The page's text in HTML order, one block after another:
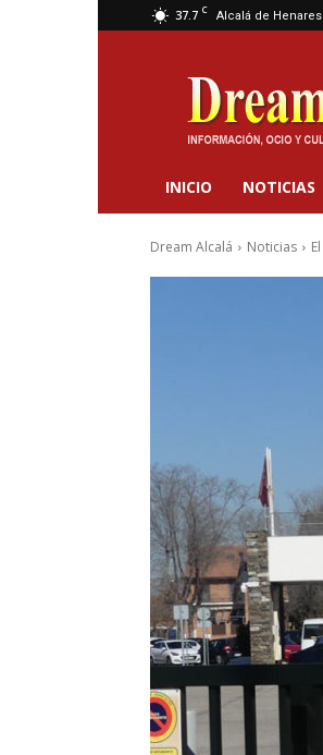
37.7 C Alcalá de Henares
Dream
Alcalá
INICIO NOTICIAS
Dream Alcalá Noticias